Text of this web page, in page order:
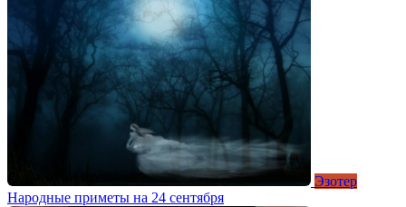
Эзотер
Народные приметы на 24 сентября